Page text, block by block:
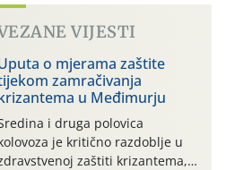
VIJESTI
o mjerama zaštite
zamračivanja
u Međimurju
i druga polovica
je kritično razdoblje u
zaštiti krizantema,